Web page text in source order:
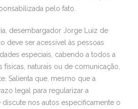
pelo fato.
desembargador Jorge Luiz de
deve ser acessível às pessoas
especiais, cabendo a todos a
físicas, naturais ou de comunicação,
Salienta que, mesmo que a
legal para regularizar a
discute nos autos especificamente o